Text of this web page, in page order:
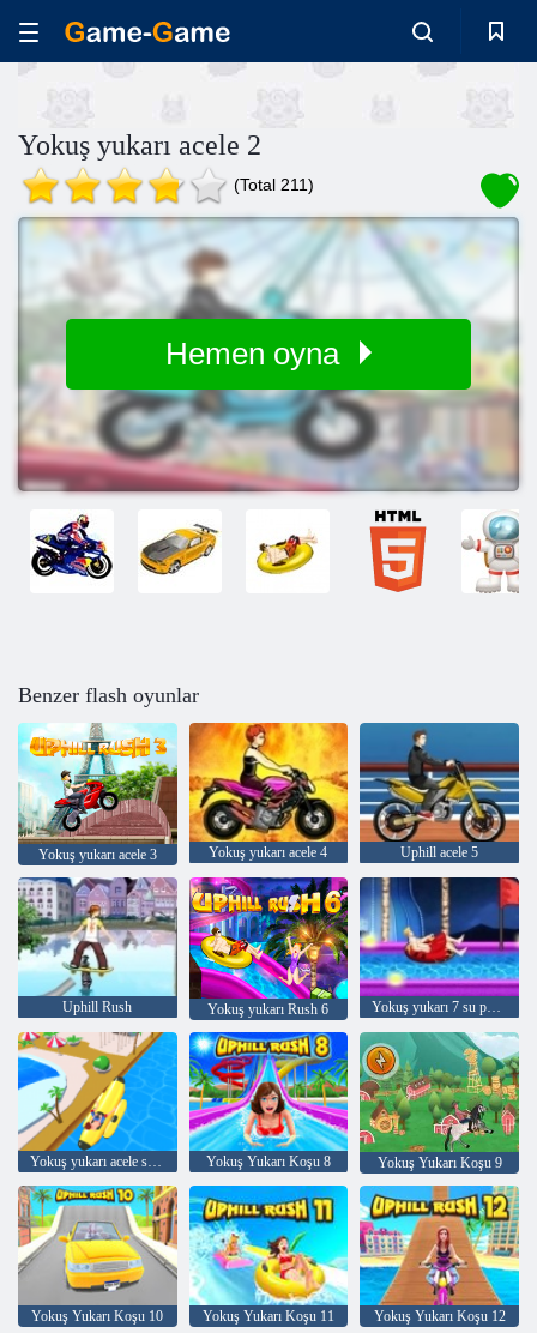
Yokuş yukarı acele 2
(Total 211)
Hemen oyna
Benzer flash oyunlar
Yokuş yukarı acele 3 Yokuş yukarı acele 4 Uphill acele 5
Uphill Rush Yokuş yukarı Rush 6 Yokuş yukarı 7 su parkı
Yokuş yukarı acele slayt atlama Yokuş Yukarı Koşu 8 Yokuş Yukarı Koşu 9
Yokuş Yukarı Koşu 10 Yokuş Yukarı Koşu 11 Yokuş Yukarı Koşu 12